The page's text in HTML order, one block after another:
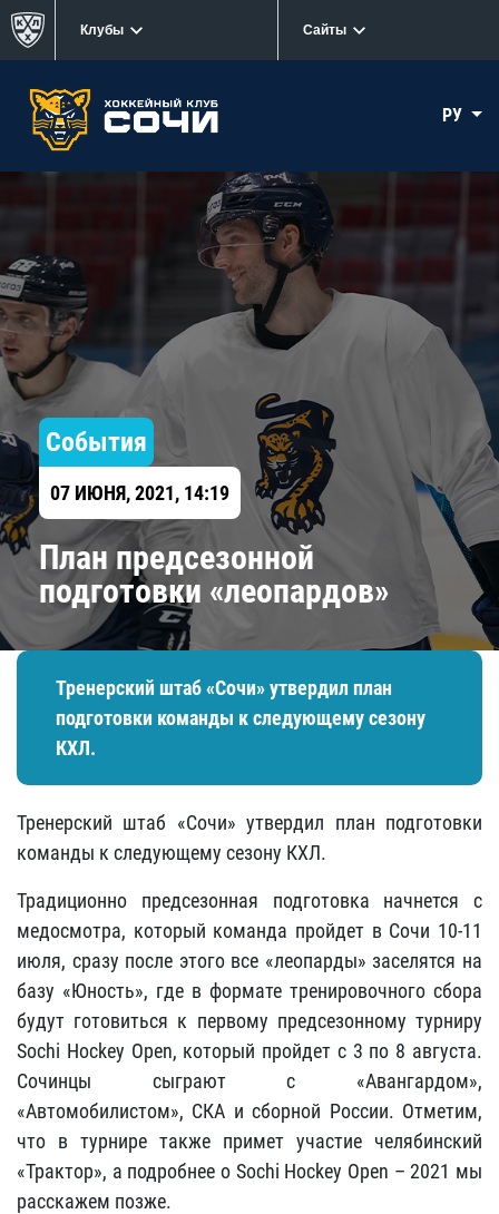
Клубы Сайты
РУ
События
07 ИЮНЯ, 2021, 14:19
​План предсезонной
подготовки «леопардов»
Тренерский штаб «Сочи» утвердил план
подготовки команды к следующему сезону
КХЛ.
Тренерский штаб «Сочи» утвердил план подготовки
команды к следующему сезону КХЛ.
Традиционно предсезонная подготовка начнется с
медосмотра, который команда пройдет в Сочи 10-11
июля, сразу после этого все «леопарды» заселятся на
базу «Юность», где в формате тренировочного сбора
будут готовиться к первому предсезонному турниру
Sochi Hockey Open, который пройдет с 3 по 8 августа.
Сочинцы сыграют с «Авангардом»,
«Автомобилистом», СКА и сборной России. Отметим,
что в турнире также примет участие челябинский
«Трактор», а подробнее о Sochi Hockey Open – 2021 мы
расскажем позже.